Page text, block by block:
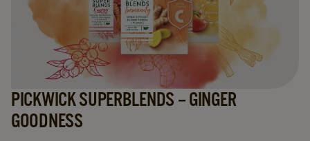
PICKWICK SUPERBLENDS – GINGER
GOODNESS